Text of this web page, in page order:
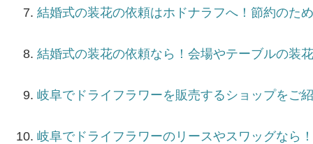
結婚式の装花の依頼はホドナラフへ！節約のた
結婚式の装花の依頼なら！会場やテーブルの装
岐阜でドライフラワーを販売するショップをご
岐阜でドライフラワーのリースやスワッグなら